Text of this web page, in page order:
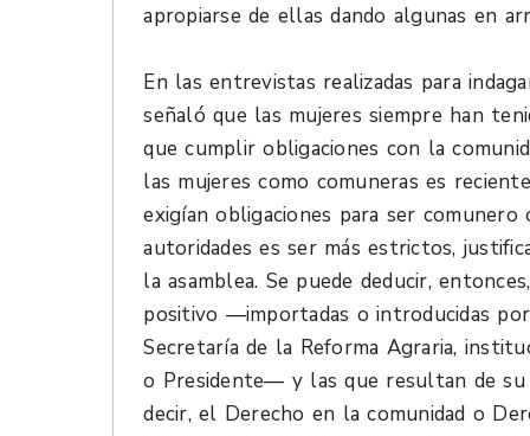
apropiarse de ellas dando algunas en
En las entrevistas realizadas para
señaló que las mujeres siempre han
que cumplir obligaciones con la
las mujeres como comuneras es
exigían obligaciones para ser
autoridades es ser más estrictos,
la asamblea. Se puede deducir,
positivo —importadas o introducidas
Secretaría de la Reforma Agraria,
o Presidente— y las que resultan de su
decir, el Derecho en la comunidad o